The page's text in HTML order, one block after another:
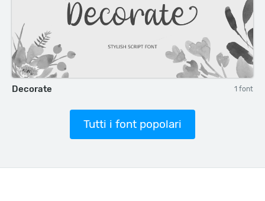
Decorate 1 font
Tutti i font popolari